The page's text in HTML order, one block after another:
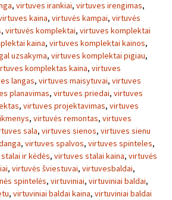
, virtuves irankiai, virtuves irengimas,
kaina, virtuvės kampai, virtuvės
, virtuvės komplektai, virtuves komplektai
kaina, virtuves komplektai kainos,
uzsakyma, virtuves komplektai pigiau,
komplektas kaina, virtuves
langas, virtuves maisytuvai, virtuves
planavimas, virtuves priedai, virtuves
, virtuves projektavimas, virtuves
, virtuvės remontas, virtuves
sala, virtuves sienos, virtuves sienu
, virtuves spalvos, virtuves spinteles,
ir kėdės, virtuves stalai kaina, virtuvės
, virtuvės šviestuvai, virtuvesbaldai,
spintelės, virtuviniai, virtuviniai baldai,
, virtuviniai baldai kaina, virtuviniai baldai